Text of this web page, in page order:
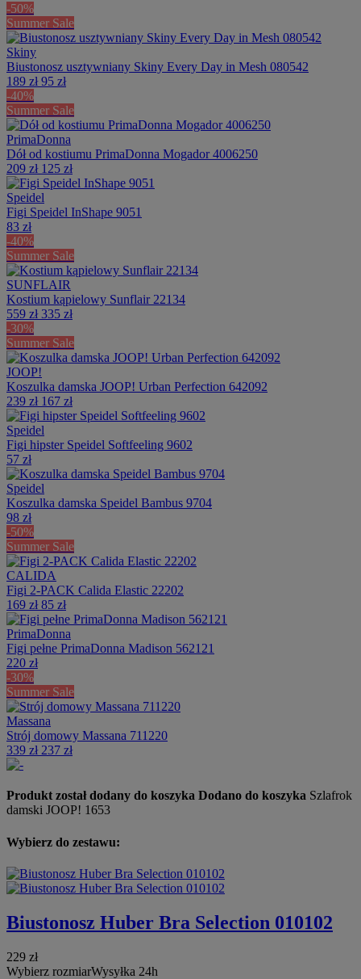
-50%
Summer Sale
Skiny
Biustonosz usztywniany Skiny Every Day in Mesh 080542
189 zł 95 zł
-40%
Summer Sale
PrimaDonna
Dół od kostiumu PrimaDonna Mogador 4006250
209 zł 125 zł
Speidel
Figi Speidel InShape 9051
83 zł
-40%
Summer Sale
SUNFLAIR
Kostium kąpielowy Sunflair 22134
559 zł 335 zł
-30%
Summer Sale
JOOP!
Koszulka damska JOOP! Urban Perfection 642092
239 zł 167 zł
Speidel
Figi hipster Speidel Softfeeling 9602
57 zł
Speidel
Koszulka damska Speidel Bambus 9704
98 zł
-50%
Summer Sale
CALIDA
Figi 2-PACK Calida Elastic 22202
169 zł 85 zł
PrimaDonna
Figi pełne PrimaDonna Madison 562121
220 zł
-30%
Summer Sale
Massana
Strój domowy Massana 711220
339 zł 237 zł
Produkt został dodany do koszyka Dodano do koszyka Szlafrok
damski JOOP! 1653
Wybierz do zestawu:
Biustonosz Huber Bra Selection 010102
229 zł
Wybierz rozmiarWysyłka 24h